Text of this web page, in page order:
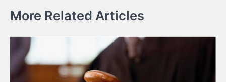
More Related Articles